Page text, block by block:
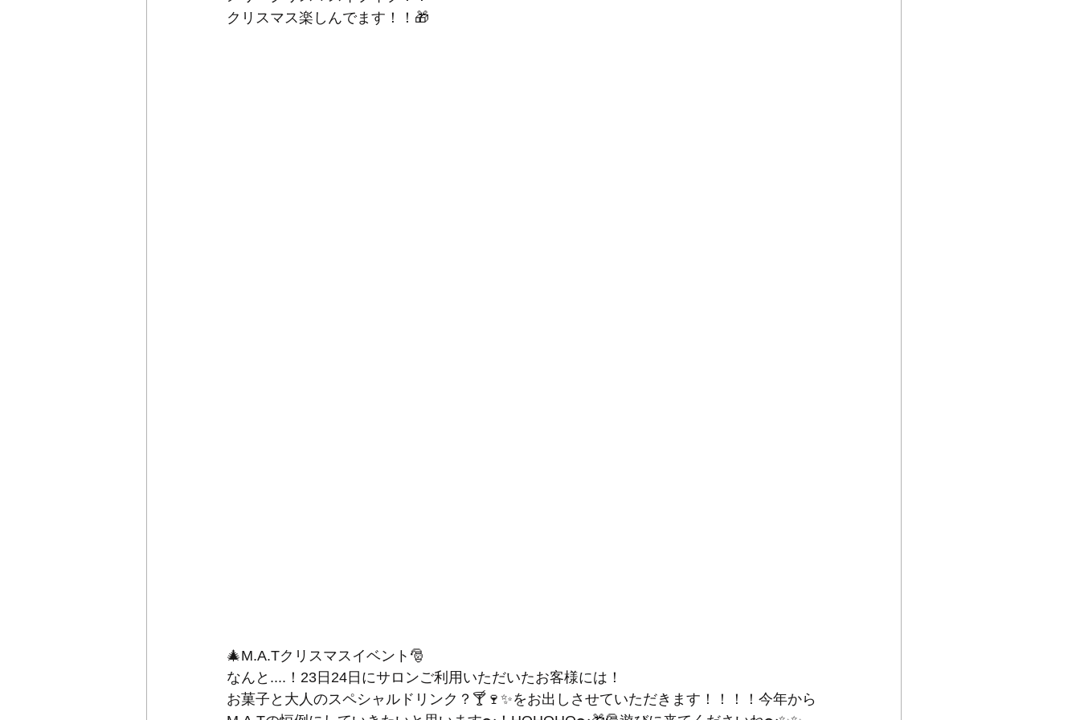
クリスマス楽しんでます！！🎁
🎄M.A.Tクリスマスイベント🎅
なんと....！23日24日にサロンご利用いただいたお客様には！
お菓子と大人のスペシャルドリンク？🍸🍷✨をお出しさせていただきます！！！！今年から